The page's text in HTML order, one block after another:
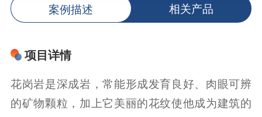
案例描述 相关产品
项目详情
花岗岩是深成岩，常能形成发育良好、肉眼可辨
的矿物颗粒，加上它美丽的花纹使他成为建筑的